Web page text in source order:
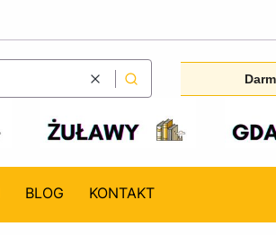
WyczyśćSzukaj
BLOG KONTAKT